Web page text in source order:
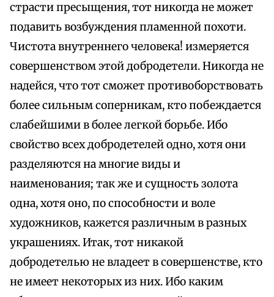
страсти пресыщения, тот никогда не может
подавить возбуждения пламенной похоти.
Чистота внутреннего человека! измеряется
совершенством этой добродетели. Никогда не
надейся, что тот сможет противоборствовать
более сильным соперникам, кто побеждается
слабейшими в более легкой борьбе. Ибо
свойство всех добродетелей одно, хотя они
разделяются на многие виды и
наименования; так же и сущность золота
одна, хотя оно, по способности и воле
художников, кажется различным в разных
украшениях. Итак, тот никакой
добродетелью не владеет в совершенстве, кто
не имеет некоторых из них. Ибо каким